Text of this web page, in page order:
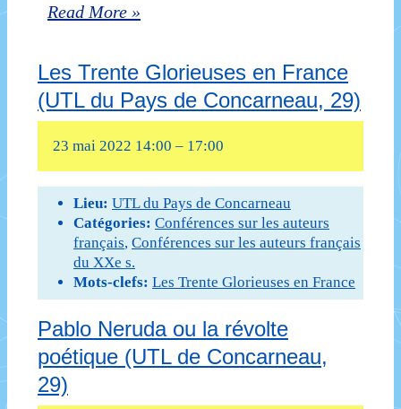
Jack
(UTL
de
Concarneau,
29)
Le
américain
du
XIXe
siècle
jours
–
cinquième
séance
:
Read More »
Les Trente Glorieuses en France
(UTL du Pays de Concarneau, 29)
23 mai 2022 14:00 – 17:00
Lieu: UTL du Pays de Concarneau
Catégories: Conférences sur les auteurs
français, Conférences sur les auteurs français
du XXe s.
Mots-clefs: Les Trente Glorieuses en France
Pablo Neruda ou la révolte
poétique (UTL de Concarneau,
29)